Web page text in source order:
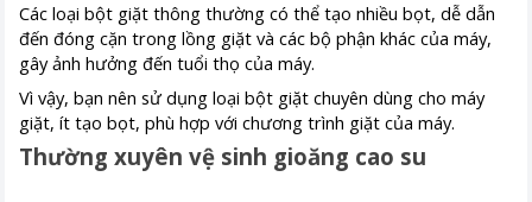
Các loại bột giặt thông thường có thể tạo nhiều bọt, dễ dẫn
đến đóng cặn trong lồng giặt và các bộ phận khác của máy,
gây ảnh hưởng đến tuổi thọ của máy.
Vì vậy, bạn nên sử dụng loại bột giặt chuyên dùng cho máy
giặt, ít tạo bọt, phù hợp với chương trình giặt của máy.
Thường xuyên vệ sinh gioăng cao su